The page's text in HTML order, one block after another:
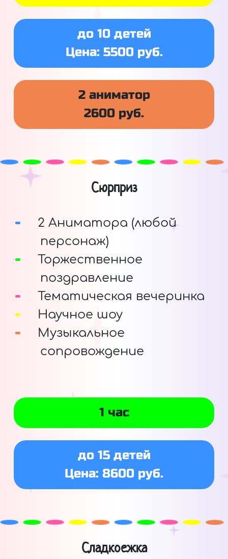
до 10 детей
Цена: 5500 руб.
2 аниматор
2600 руб.
Сюрприз
2 Аниматора (любой
персонаж)
Торжественное
поздравление
Тематическая вечеринка
Научное шоу
Музыкальное
сопровождение
1 час
до 15 детей
Цена: 8600 руб.
Сладкоежка